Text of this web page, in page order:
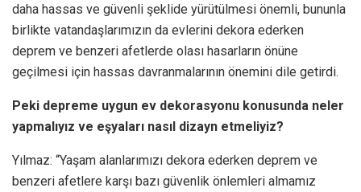
daha hassas ve güvenli şeklide yürütülmesi önemli, bununla
birlikte vatandaşlarımızın da evlerini dekora ederken
deprem ve benzeri afetlerde olası hasarların önüne
geçilmesi için hassas davranmalarının önemini dile getirdi.
Peki depreme uygun ev dekorasyonu konusunda neler
yapmalıyız ve eşyaları nasıl dizayn etmeliyiz?
Yılmaz: “Yaşam alanlarımızı dekora ederken deprem ve
benzeri afetlere karşı bazı güvenlik önlemleri almamız